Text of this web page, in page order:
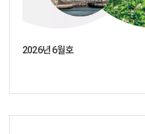
2026년 6월호